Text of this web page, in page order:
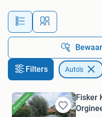
Alle
Filters Auto's
Bewaren
Fisker